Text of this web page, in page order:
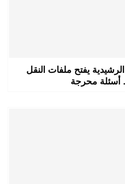
يفتح ملفات النقل
أسئلة محرجة